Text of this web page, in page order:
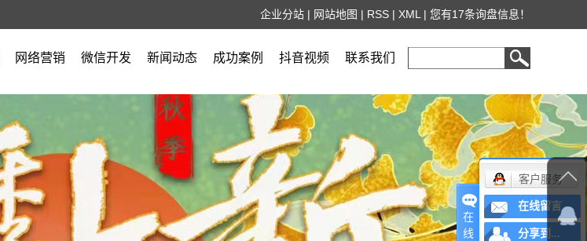
企业分站 | 网站地图 | RSS | XML | 您有17条询盘信息！
网络营销 微信开发 新闻动态
公司新闻
成功案例 抖音视频 联系我们
在
线
客户服务
在线留言
分享到...